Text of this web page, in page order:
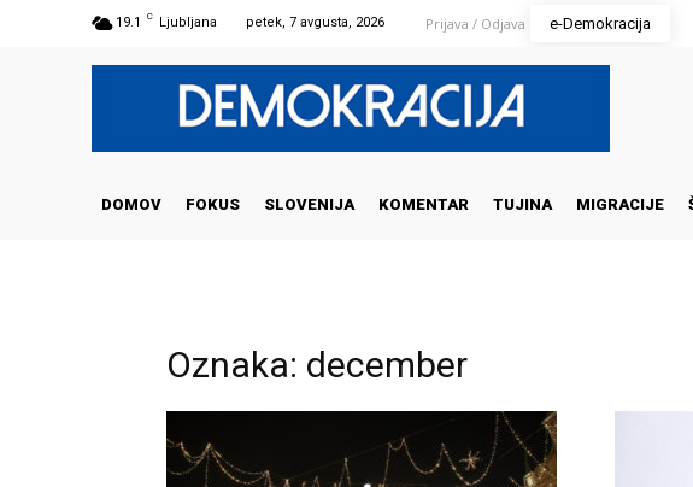
19.1 C Ljubljana petek, 7 avgusta, 2026 Prijava / Odjava e-Demokracija
DOMOV FOKUS SLOVENIJA KOMENTAR TUJINA MIGRACIJE
Oznaka: december